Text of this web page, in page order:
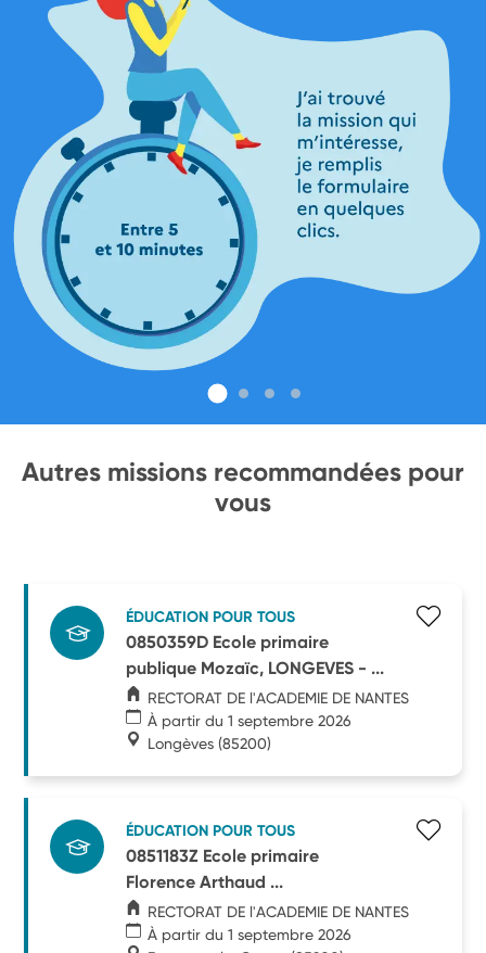
Autres missions recommandées pour
vous
ÉDUCATION POUR TOUS
0850359D Ecole primaire
publique Mozaïc, LONGEVES - ...
RECTORAT DE l'ACADEMIE DE NANTES
À partir du 1 septembre 2026
Longèves (85200)
ÉDUCATION POUR TOUS
0851183Z Ecole primaire
Florence Arthaud ...
RECTORAT DE l'ACADEMIE DE NANTES
À partir du 1 septembre 2026